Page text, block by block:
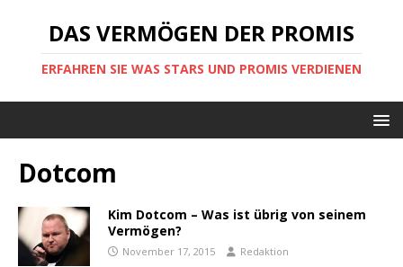
DAS VERMÖGEN DER PROMIS
ERFAHREN SIE WAS STARS UND PROMIS VERDIENEN
Dotcom
Kim Dotcom – Was ist übrig von seinem
Vermögen?
November 17, 2015 Redaktion